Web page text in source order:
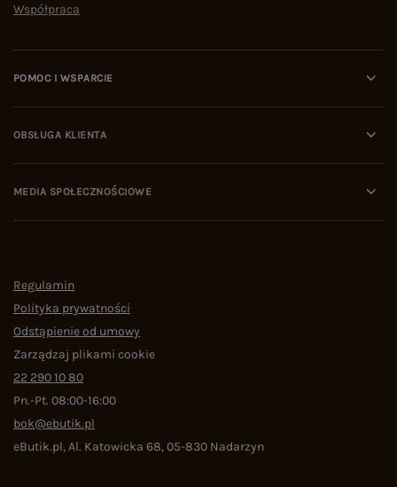
Współpraca
POMOC I WSPARCIE
OBSŁUGA KLIENTA
MEDIA SPOŁECZNOŚCIOWE
Regulamin
Polityka prywatności
Odstąpienie od umowy
Zarządzaj plikami cookie
22 290 10 80
Pn.-Pt. 08:00-16:00
bok@ebutik.pl
eButik.pl,Al. Katowicka 68,05-830 Nadarzyn